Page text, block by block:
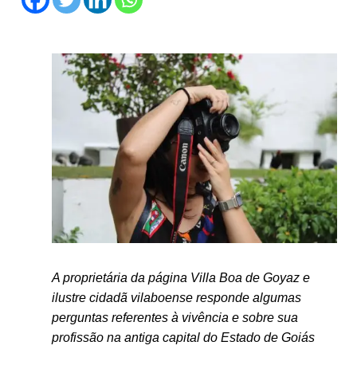
A proprietária da página Villa Boa de Goyaz e
ilustre cidadã vilaboense responde algumas
perguntas referentes à vivência e sobre sua
profissão na antiga capital do Estado de Goiás